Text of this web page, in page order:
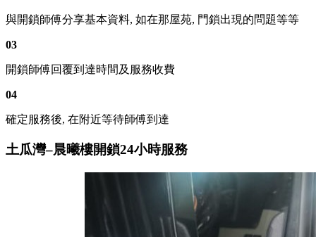
與開鎖師傅分享基本資料, 如在那屋苑, 門鎖出現的問題等等
03
開鎖師傅回覆到達時間及服務收費
04
確定服務後, 在附近等待師傅到達
土瓜灣–晨曦樓開鎖24小時服務